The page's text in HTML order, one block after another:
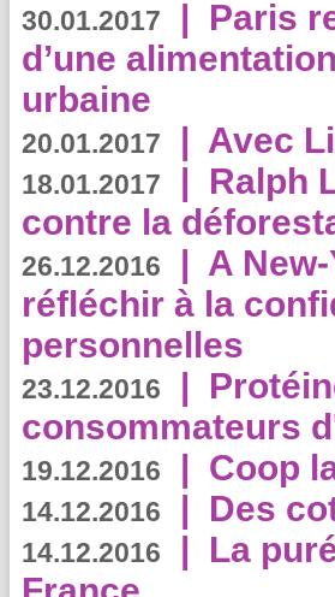
30.01.2017 | Paris
d’une
urbaine
20.01.2017 | Avec
18.01.2017 | Ralph
contre la
26.12.2016 | A
réfléchir à la
personnelles
23.12.2016 |
consommateurs
19.12.2016 | Coop
14.12.2016 | Des
14.12.2016 | La